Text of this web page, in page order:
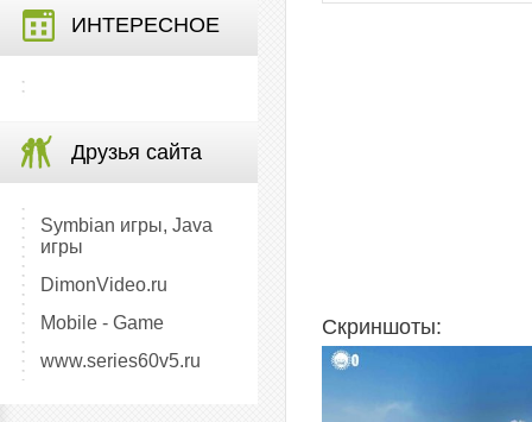
ИНТЕРЕСНОЕ
Друзья сайта
Symbian игры, Java
игры
DimonVideo.ru
Mobile - Game
www.series60v5.ru
Скриншоты: